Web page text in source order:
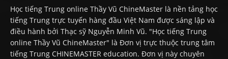
Học tiếng Trung online Thầy Vũ ChineMaster là nền tảng học
tiếng Trung trực tuyến hàng đầu Việt Nam được sáng lập và
điều hành bởi Thạc sỹ Nguyễn Minh Vũ. "Học tiếng Trung
online Thầy Vũ ChineMaster" là Đơn vị trực thuộc trung tâm
tiếng Trung CHINEMASTER education. Đơn vị này chuyên